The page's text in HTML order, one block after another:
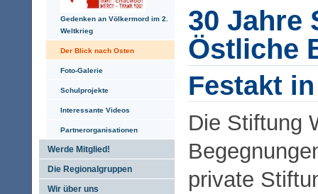
Gedenken an Völkermord im 2.
Weltkrieg
Der Blick nach Osten
Foto-Galerie
Schulprojekte
Interessante Videos
Partnerorganisationen
Werde Mitglied!
Die Regionalgruppen
Wir über uns
30 Jahre
Östliche
Festakt
Die Stiftung
private